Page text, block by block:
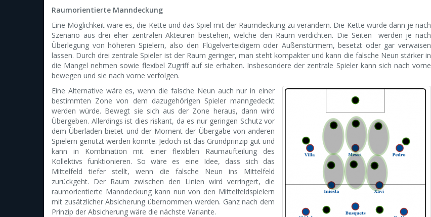
Raumorientierte Manndeckung
Eine Möglichkeit wäre es, die Kette und das Spiel mit der Raumdeckung zu verändern. Die Kette würde dann je nach
Szenario aus drei eher zentralen Akteuren bestehen, welche den Raum verdichten. Die Seiten werden je nach
Überlegung von höheren Spielern, also den Flügelverteidigern oder Außenstürmern, besetzt oder gar verwaisen
lassen. Durch drei zentrale Spieler ist der Raum geringer, man steht kompakter und kann die falsche Neun stärker in
die Mangel nehmen sowie flexibel Zugriff auf sie erhalten. Insbesondere der zentrale Spieler kann sich nach vorne
bewegen und sie nach vorne verfolgen.
Eine Alternative wäre es, wenn die falsche Neun auch nur in einer
bestimmten Zone von dem dazugehörigen Spieler manngedeckt
werden würde. Bewegt sie sich aus der Zone heraus, dann wird
Übergeben. Allerdings ist dies riskant, da es nur geringen Schutz vor
dem Überladen bietet und der Moment der Übergabe von anderen
Spielern genutzt werden könnte. Jedoch ist das Grundprinzip gut und
kann in Kombination mit einer flexiblen Raumaufteilung des
Kollektivs funktionieren. So wäre es eine Idee, dass sich das
Mittelfeld tiefer stellt, wenn die falsche Neun ins Mittelfeld
zurückgeht. Der Raum zwischen den Linien wird verringert, die
raumorientierte Manndeckung kann nun von den Mittelfeldspielern
mit zusätzlicher Absicherung übernommen werden. Ganz nach dem
Prinzip der Absicherung wäre die nächste Variante.